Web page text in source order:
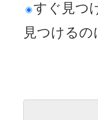
すぐ見つ
見つけるの